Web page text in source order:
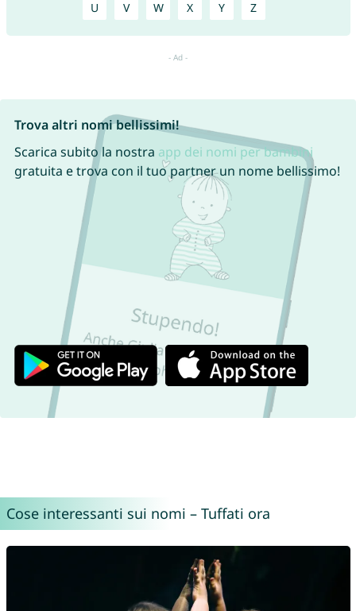
U V W X Y Z
Trova altri nomi bellissimi!
Scarica subito la nostra app dei nomi per bambini
gratuita e trova con il tuo partner un nome bellissimo!
Cose interessanti sui nomi – Tuffati ora